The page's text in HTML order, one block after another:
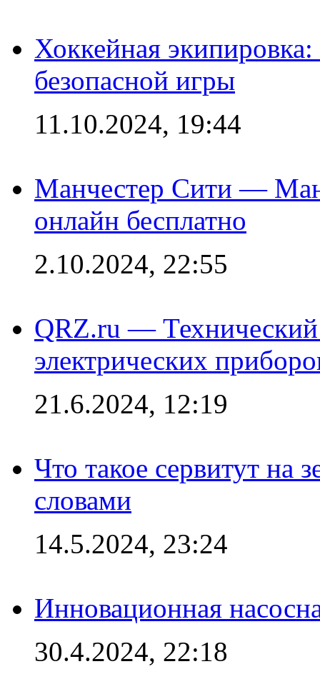
Хоккейная
безопасной игры
11.10.2024, 19:44
Манчестер Сити —
онлайн бесплатно
2.10.2024, 22:55
QRZ.ru — Технический
электрических
21.6.2024, 12:19
Что такое сервитут на
словами
14.5.2024, 23:24
Инновационная
30.4.2024, 22:18